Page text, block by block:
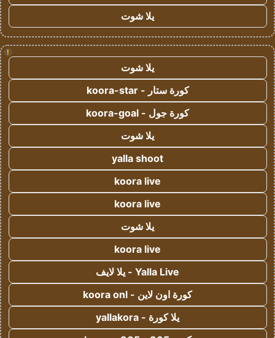
يلا شوت
!
يلا شوت
كورة ستار - koora-star
كورة جول - koora-goal
يلا شوت
yalla shoot
koora live
koora live
يلا شوت
koora live
Yalla Live - يلا لايف
كورة اون لاين - koora onl
يلا كورة - yallakora